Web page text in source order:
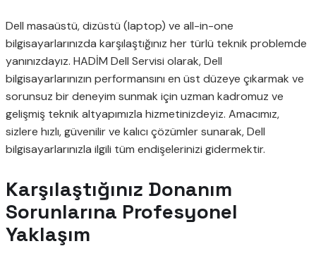
Dell masaüstü, dizüstü (laptop) ve all-in-one
bilgisayarlarınızda karşılaştığınız her türlü teknik problemde
yanınızdayız. HADİM Dell Servisi olarak, Dell
bilgisayarlarınızın performansını en üst düzeye çıkarmak ve
sorunsuz bir deneyim sunmak için uzman kadromuz ve
gelişmiş teknik altyapımızla hizmetinizdeyiz. Amacımız,
sizlere hızlı, güvenilir ve kalıcı çözümler sunarak, Dell
bilgisayarlarınızla ilgili tüm endişelerinizi gidermektir.
Karşılaştığınız Donanım
Sorunlarına Profesyonel
Yaklaşım